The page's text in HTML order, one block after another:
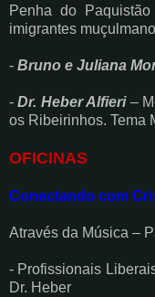
Penha do
imigrantes
- Bruno e Juliana
-Dr. Heber Alfieri–
os Ribeirinhos. Tema
OFICINAS
Conectando com
Através da Música –
- Profissionais
Dr. Heber